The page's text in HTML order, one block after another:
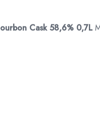
Cask 58,6% 0,7L